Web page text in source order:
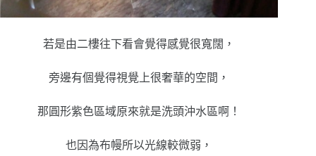
若是由二樓往下看會覺得感覺很寬闊，
旁邊有個覺得視覺上很奢華的空間，
那圓形紫色區域原來就是洗頭沖水區啊！
也因為布幔所以光線較微弱，